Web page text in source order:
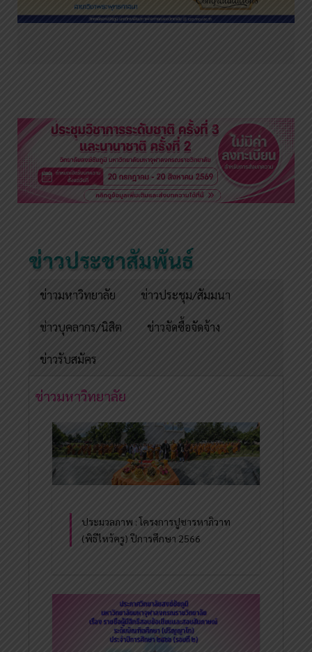
ข่าวประชาสัมพันธ์
ข่าวมหาวิทยาลัย ข่าวประชุม/สัมมนา
ข่าวบุคลากร/นิสิต ข่าวจัดซื้อจัดจ้าง
ข่าวรับสมัคร
ข่าวมหาวิทยาลัย
ประมวลภาพ : โครงการปูชารหาภิวาท
(พิธีไหว้ครู) ปีการศึกษา 2566